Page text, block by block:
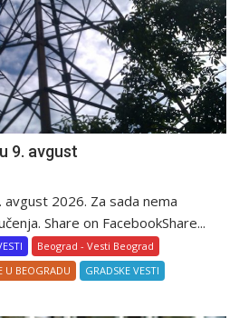
9. avgust
2026. Za sada nema
Share on FacebookShare...
Beograd - Vesti Beograd
U BEOGRADU
GRADSKE VESTI